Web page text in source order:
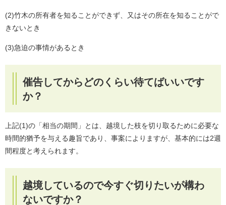
(2)竹木の所有者を知ることができず、又はその所在を知ることがで
きないとき
(3)急迫の事情があるとき
催告してからどのくらい待てばいいです
か？
上記(1)の「相当の期間」とは、越境した枝を切り取るために必要な
時間的猶予を与える趣旨であり、事案によりますが、基本的には2週
間程度と考えられます。
越境しているので今すぐ切りたいが構わ
ないですか？